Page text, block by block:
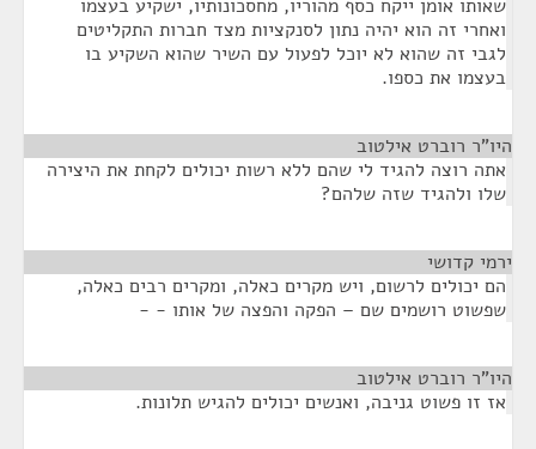
שאותו אומן ייקח כסף מהוריו, מחסכונותיו, ישקיע בעצמו
ואחרי זה הוא יהיה נתון לסנקציות מצד חברות התקליטים
לגבי זה שהוא לא יוכל לפעול עם השיר שהוא השקיע בו
בעצמו את כספו.
היו"ר רוברט אילטוב
אתה רוצה להגיד לי שהם ללא רשות יכולים לקחת את היצירה
שלו ולהגיד שזה שלהם?
ירמי קדושי
הם יכולים לרשום, ויש מקרים כאלה, ומקרים רבים כאלה,
שפשוט רושמים שם – הפקה והפצה של אותו - -
היו"ר רוברט אילטוב
אז זו פשוט גניבה, ואנשים יכולים להגיש תלונות.